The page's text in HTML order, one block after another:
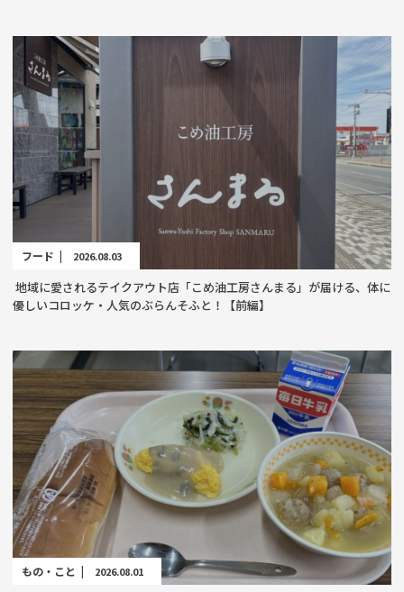
フード | 2026.08.03
地域に愛されるテイクアウト店「こめ油工房さんまる」が届ける、体に
優しいコロッケ・人気のぶらんそふと！【前編】
もの・こと | 2026.08.01